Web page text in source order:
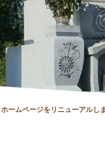
ホームページをリニューアルし